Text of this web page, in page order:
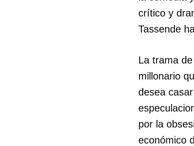
crítico y
Tassende
La trama
millonario
desea
por la
económico